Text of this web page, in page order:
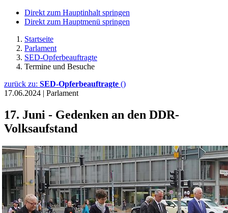
Direkt zum Hauptinhalt springen
Direkt zum Hauptmenü springen
Startseite
Parlament
SED-Opferbeauftragte
Termine und Besuche
zurück zu: SED-Opferbeauftragte ()
17.06.2024 | Parlament
17. Juni - Gedenken an den DDR-
Volksaufstand